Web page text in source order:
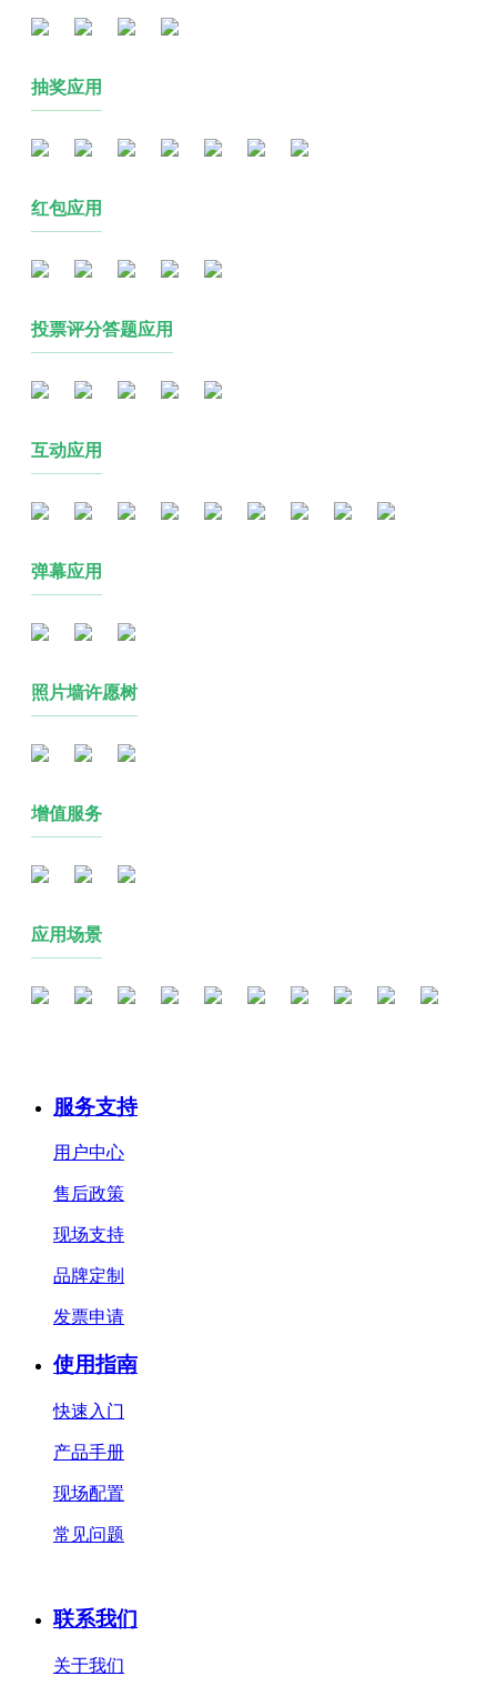
抽奖应用
红包应用
投票评分答题应用
互动应用
弹幕应用
照片墙许愿树
增值服务
应用场景
服务支持
用户中心
售后政策
现场支持
品牌定制
发票申请
使用指南
快速入门
产品手册
现场配置
常见问题
联系我们
关于我们